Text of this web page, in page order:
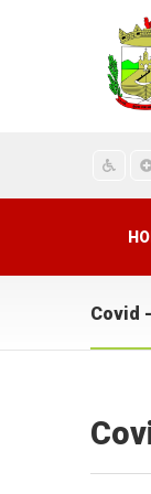
Covid